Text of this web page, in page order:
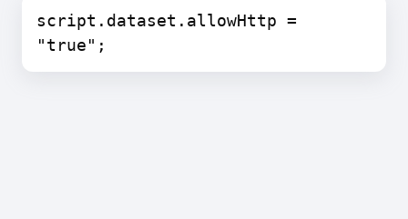
script.dataset.allowHttp =
"true";